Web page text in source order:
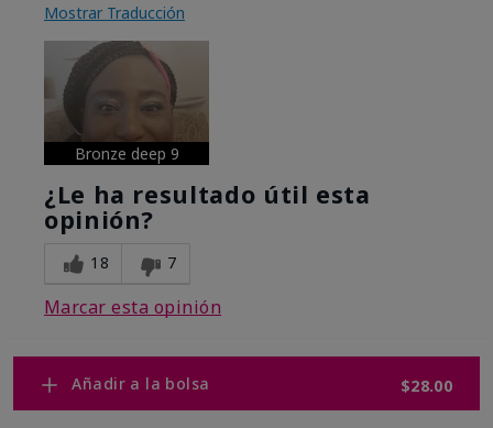
Añadir a la bolsa $28.00
Mostrar Traducción
Bronze deep 9
¿Le ha resultado útil esta
opinión?
18 7
Marcar esta opinión
Mostrar opiniones
Volver al inicio